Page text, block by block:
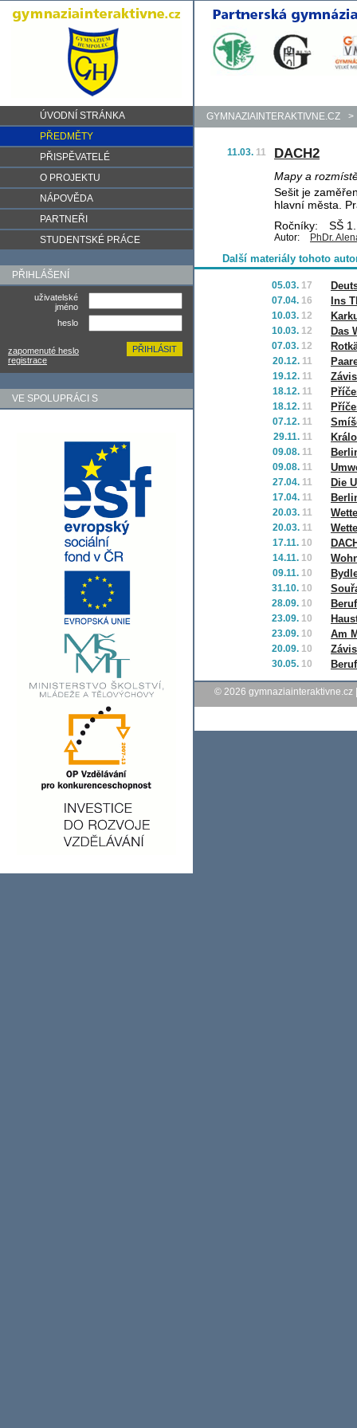
ÚVODNÍ STRÁNKA
PŘEDMĚTY
PŘISPĚVATELÉ
O PROJEKTU
NÁPOVĚDA
PARTNEŘI
STUDENTSKÉ PRÁCE
PŘIHLÁŠENÍ
uživatelské
jméno
heslo
zapomenuté heslo
registrace
VE SPOLUPRÁCI S
GYMNAZIAINTERAKTIVNE.CZ >
11.03. 11 DACH2
Mapy a
Sešit je
hlavní města.
Ročníky:
SŠ
Autor: PhDr.
Další materiály tohoto
05.03. 17
07.04. 16 Ins
10.03. 12
10.03. 12 Das
07.03. 12
20.12. 11
19.12. 11
18.12. 11
18.12. 11
07.12. 11
29.11. 11
09.08. 11
09.08. 11
27.04. 11 Die
17.04. 11
20.03. 11
20.03. 11
17.11. 10
14.11. 10
09.11. 10
31.10. 10
28.09. 10
23.09. 10
23.09. 10 Am
20.09. 10
30.05. 10
© 2026 gymnaziainteraktivne.cz